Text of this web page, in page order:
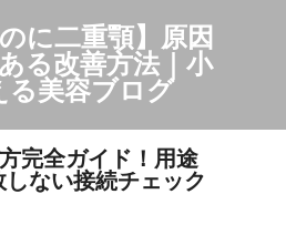
イン コンテンツに移動
に二重顎】原因
る改善方法｜小
る美容ブログ
完全ガイド！用途
ない接続チェック